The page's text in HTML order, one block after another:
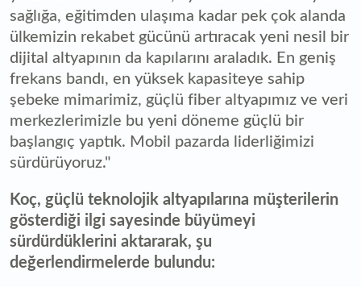
sağlığa, eğitimden ulaşıma kadar pek çok alanda
ülkemizin rekabet gücünü artıracak yeni nesil bir
dijital altyapının da kapılarını araladık. En geniş
frekans bandı, en yüksek kapasiteye sahip
şebeke mimarimiz, güçlü fiber altyapımız ve veri
merkezlerimizle bu yeni döneme güçlü bir
başlangıç yaptık. Mobil pazarda liderliğimizi
sürdürüyoruz."
Koç, güçlü teknolojik altyapılarına müşterilerin
gösterdiği ilgi sayesinde büyümeyi
sürdürdüklerini aktararak, şu
değerlendirmelerde bulundu: